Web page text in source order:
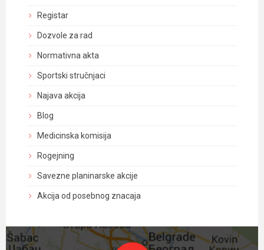
Registar
Dozvole za rad
Normativna akta
Sportski stručnjaci
Najava akcija
Blog
Medicinska komisija
Rogejning
Savezne planinarske akcije
Akcija od posebnog znacaja